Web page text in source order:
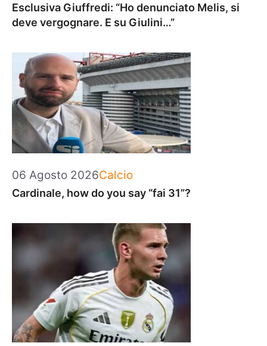
Esclusiva Giuffredi: “Ho denunciato Melis, si
deve vergognare. E su Giulini…”
06 Agosto 2026Categorie
Calcio
Cardinale, how do you say “fai 31”?